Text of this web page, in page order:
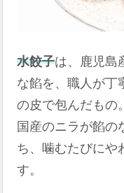
水餃子は、鹿児島
な餡を、職人が丁
の皮で包んだもの。
国産のニラが餡の
ち、噛むたびにや
す。